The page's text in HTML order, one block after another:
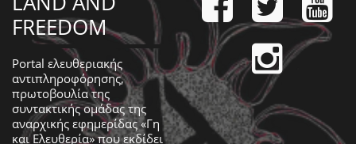
FREEDOM
Portal ελευθεριακής
αντιπληροφόρησης,
πρωτοβουλία της
συντακτικής ομάδας της
αναρχικής εφημερίδας «Γη
και Ελευθερία» που εκδίδει